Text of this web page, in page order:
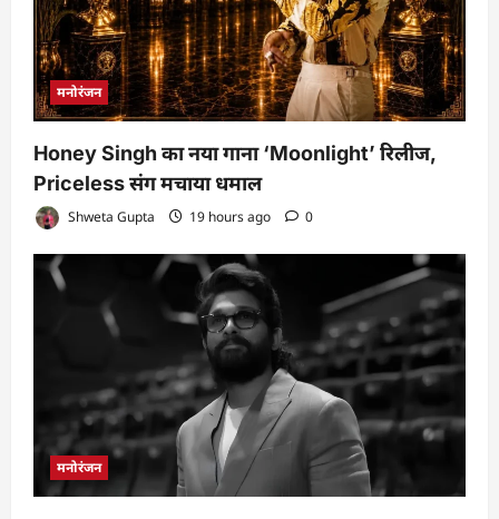
मनोरंजन
Honey Singh का नया गाना ‘Moonlight’ रिलीज,
Priceless संग मचाया धमाल
Shweta Gupta 19 hours ago 0
मनोरंजन